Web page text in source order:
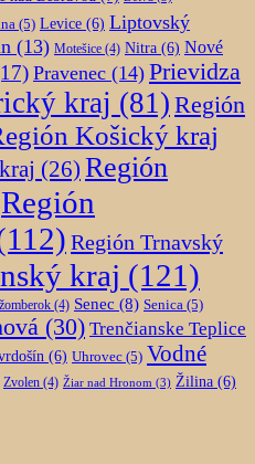
(5) Levice (6) Liptovský
(13) Motešice (4) Nitra (6) Nové
Pravenec (14) Prievidza
kraj (81) Región
Košický kraj
(26) Región
Región
Región Trnavský
kraj (121)
(4) Senec (8) Senica (5)
(30) Trenčianske Teplice
(6) Uhrovec (5) Vodné
Zvolen (4) Žiar nad Hronom (3) Žilina (6)